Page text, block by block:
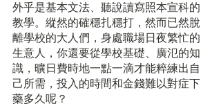
外乎是基本文法、聽說讀寫照本宣科的
教學。縱然的確穩扎穩打，然而已然脫
離學校的大人們，身處職場日夜繁忙的
生意人，你還要從學校基礎、廣氾的知
識，曠日費時地一點一滴才能粹練出自
己所需，投入的時間和金錢難以對症下
藥多久呢？